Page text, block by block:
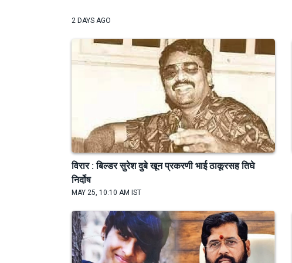
2 DAYS AGO
विरार : बिल्डर सुरेश दुबे खून प्रकरणी भाई ठाकूरसह तिघे
निर्दोष
MAY 25, 10:10 AM IST